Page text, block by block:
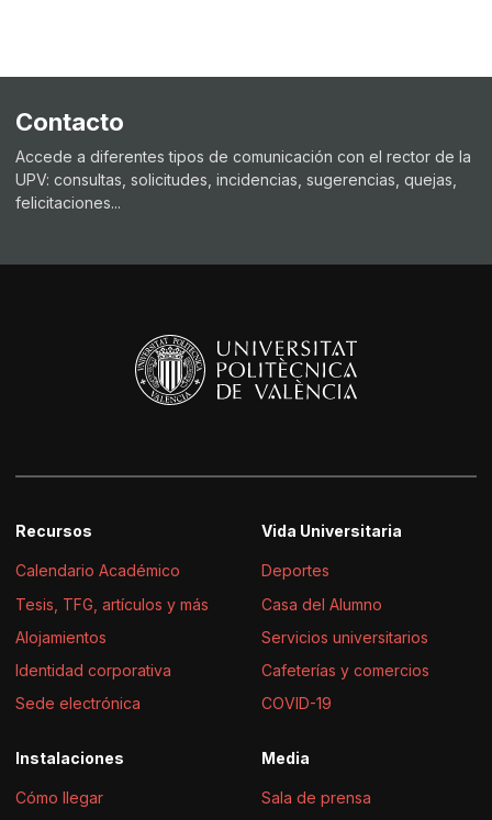
Contacto
Accede a diferentes tipos de comunicación con el rector de la
UPV: consultas, solicitudes, incidencias, sugerencias, quejas,
felicitaciones...
Recursos
Calendario Académico
Tesis, TFG, artículos y más
Alojamientos
Identidad corporativa
Sede electrónica
Vida Universitaria
Deportes
Casa del Alumno
Servicios universitarios
Cafeterías y comercios
COVID-19
Instalaciones
Cómo llegar
Media
Sala de prensa